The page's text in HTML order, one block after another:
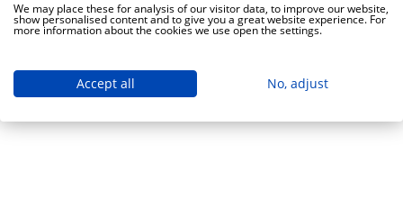
We may place these for analysis of our visitor data, to improve our website,
show personalised content and to give you a great website experience. For
more information about the cookies we use open the settings.
Accept all No, adjust